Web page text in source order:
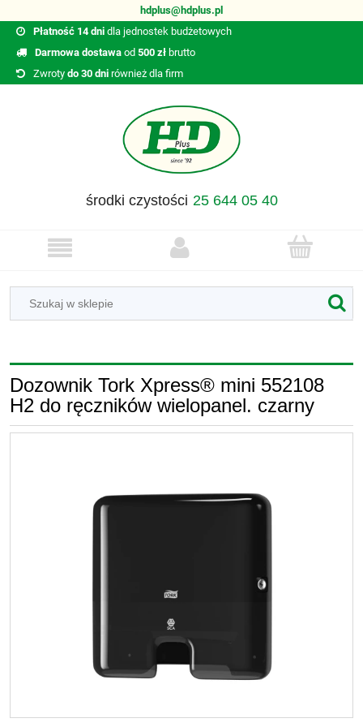
hdplus@hdplus.pl
Płatność 14 dni dla jednostek budżetowych
Darmowa dostawa od 500 zł brutto
Zwroty do 30 dni również dla firm
środki czystości 25 644 05 40
Dozownik Tork Xpress® mini 552108
H2 do ręczników wielopanel. czarny